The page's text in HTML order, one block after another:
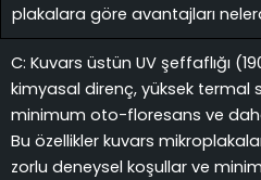
plakalara göre avantajları
C: Kuvars üstün UV şeffaflığı
kimyasal direnç, yüksek termal
minimum oto-floresans ve
Bu özellikler kuvars
zorlu deneysel koşullar ve